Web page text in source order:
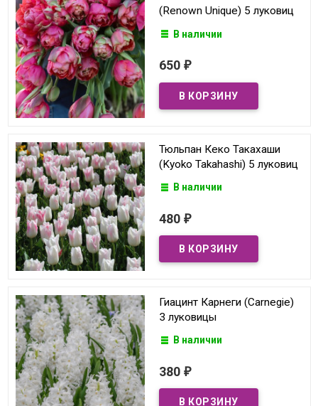
(Renown Unique) 5 луковиц
В наличии
650 ₽
Тюльпан Кеко Такахаши
(Kyoko Takahashi) 5 луковиц
В наличии
480 ₽
Гиацинт Карнеги (Carnegie)
3 луковицы
В наличии
380 ₽